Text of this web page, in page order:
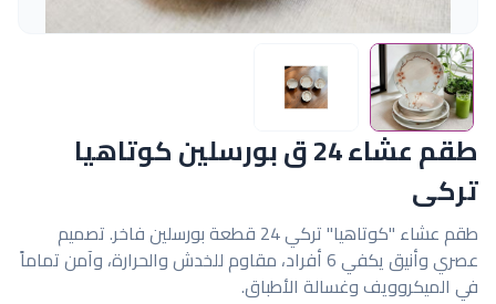
طقم عشاء 24 ق بورسلين كوتاهيا
تركى
طقم عشاء "كوتاهيا" تركي 24 قطعة بورسلين فاخر. تصميم
عصري وأنيق يكفي 6 أفراد، مقاوم للخدش والحرارة، وآمن تماماً
في الميكروويف وغسالة الأطباق.